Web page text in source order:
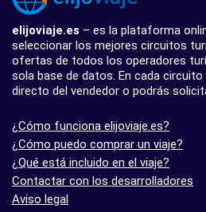
elijoviaje.es – es la plataforma
seleccionar los mejores circuitos
ofertas de todos los operadores
sola base de datos. En cada
directo del vendedor o podrás
¿Cómo funciona elijoviaje.es?
¿Cómo puedo comprar un viaje?
¿Qué está incluido en el viaje?
Contactar con los desarrolladores
Aviso legal